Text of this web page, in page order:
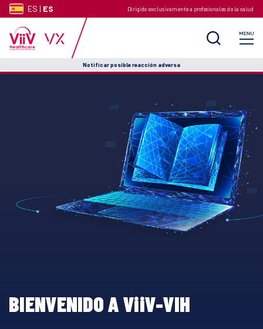
ES | ES Dirigido exclusivamente a profesionales de la salud
Notificar posible reacción adversa
BIENVENIDO A ViiV-VIH